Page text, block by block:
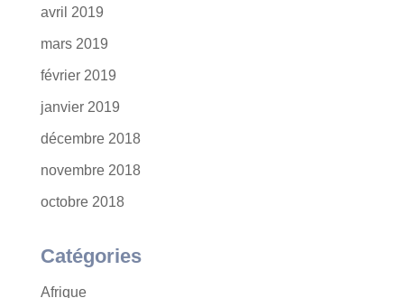
avril 2019
mars 2019
février 2019
janvier 2019
décembre 2018
novembre 2018
octobre 2018
Catégories
Afrique